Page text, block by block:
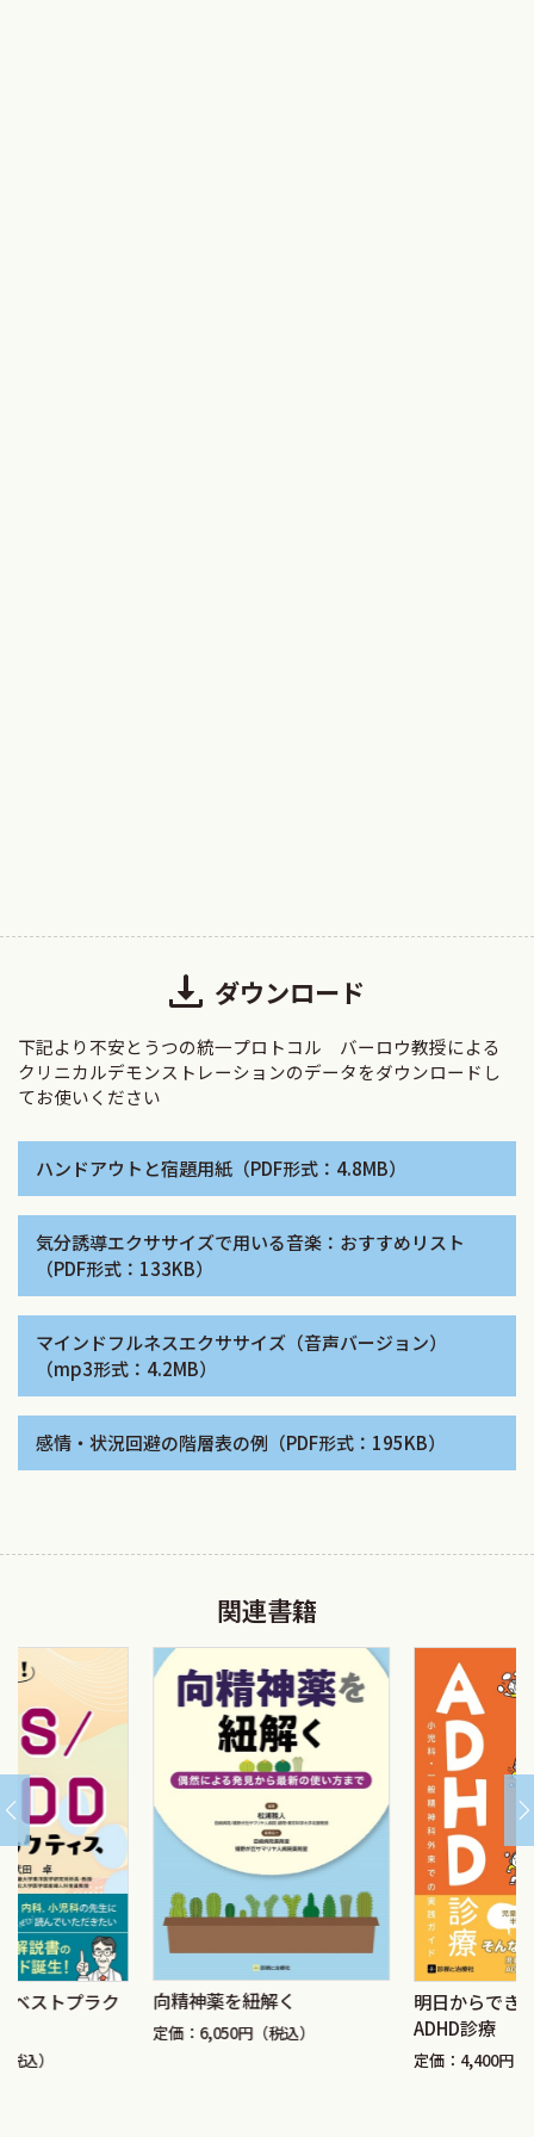
ダウンロード
下記より不安とうつの統一プロトコル バーロウ教授による
クリニカルデモンストレーションのデータをダウンロードし
てお使いください
ハンドアウトと宿題用紙（PDF形式：4.8MB）
気分誘導エクササイズで用いる音楽：おすすめリスト
（PDF形式：133KB）
マインドフルネスエクササイズ（音声バージョン）
（mp3形式：4.2MB）
感情・状況回避の階層表の例（PDF形式：195KB）
関連書籍
向精神薬を紐解く
定価：6,050円（税込）
明日からできる!子どもの
定価：4,400円（税込）